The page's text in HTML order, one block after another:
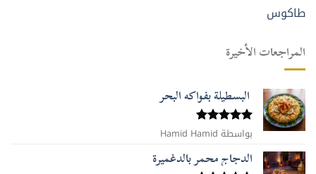
طاكوس
المراجعات الأخيرة
البسطيلة بفواكه البحر
تم التقييم
5من 5
بواسطة Hamid Hamid
الدجاج محمر بالدغميرة